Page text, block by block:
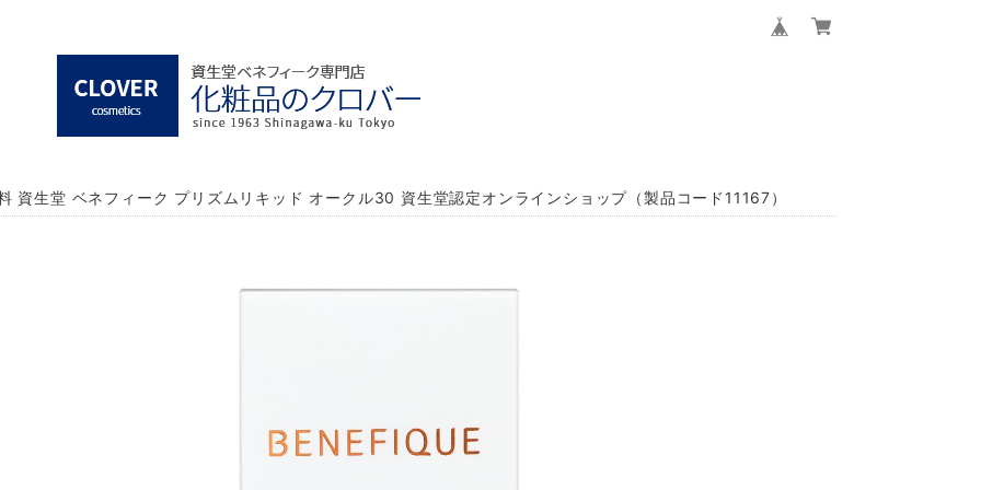
資生堂 ベネフィーク プリズムリキッド オークル30 資生堂認定オンラインショップ（製品コード11167）